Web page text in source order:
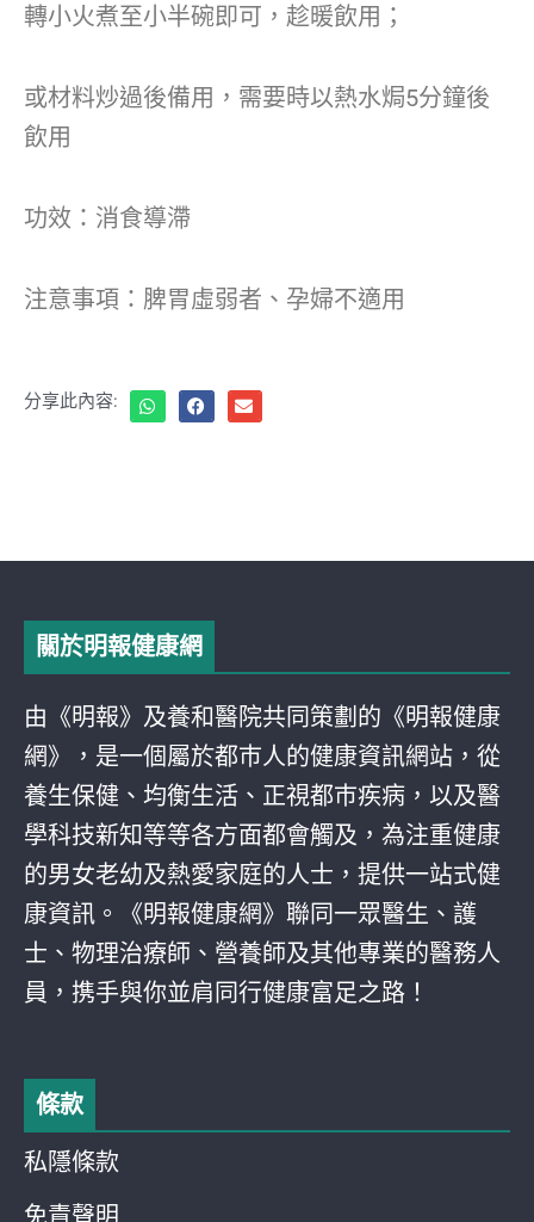
轉小火煮至小半碗即可，趁暖飲用；
或材料炒過後備用，需要時以熱水焗5分鐘後
飲用
功效：消食導滯
注意事項：脾胃虛弱者、孕婦不適用
分享此內容:
關於明報健康網
由《明報》及養和醫院共同策劃的《明報健康
網》，是一個屬於都巿人的健康資訊網站，從
養生保健、均衡生活、正視都巿疾病，以及醫
學科技新知等等各方面都會觸及，為注重健康
的男女老幼及熱愛家庭的人士，提供一站式健
康資訊。《明報健康網》聯同一眾醫生、護
士、物理治療師、營養師及其他專業的醫務人
員，携手與你並肩同行健康富足之路！
條款
私隱條款
免責聲明